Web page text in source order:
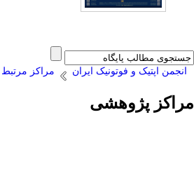
انجمن اپتیک و فوتونیک ایران مراکز مرتبط
مراکز پژوهشی